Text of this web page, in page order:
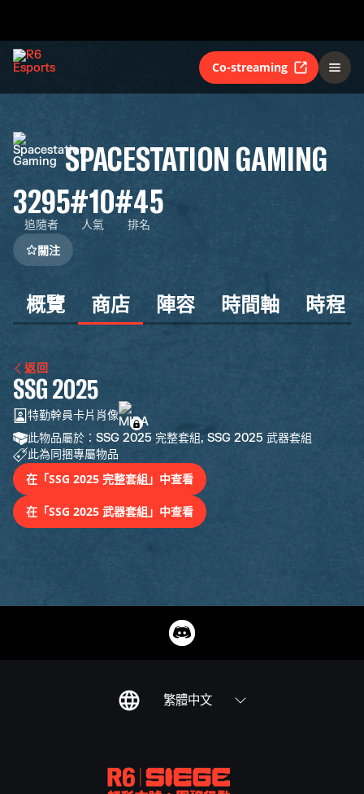
Co-streaming
SPACESTATION GAMING
3295
追隨者
#10
人氣
#45
排名
關注
概覽 商店 陣容 時間軸 時程
返回
SSG 2025
特勤幹員卡片肖像
此物品屬於：SSG 2025 完整套組, SSG 2025 武器套組
此為同捆專屬物品
在「SSG 2025 完整套組」中查看
在「SSG 2025 武器套組」中查看
繁體中文